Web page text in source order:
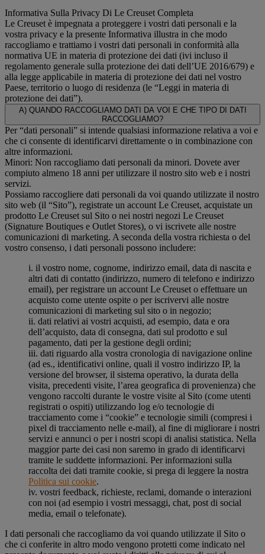
Informativa Sulla Privacy Di Le Creuset Completa
Le Creuset è impegnata a proteggere i vostri dati personali e la
vostra privacy e la presente Informativa illustra in che modo
raccogliamo e trattiamo i vostri dati personali in conformità alla
normativa UE in materia di protezione dei dati (ivi incluso il
regolamento generale sulla protezione dei dati dell’UE 2016/679) e
alla legge applicabile in materia di protezione dei dati nel vostro
Paese, territorio o luogo di residenza (le “Leggi in materia di
protezione dei dati”).
A) QUANDO RACCOGLIAMO DATI DA VOI E CHE TIPO DI DATI
RACCOGLIAMO?
Per “dati personali” si intende qualsiasi informazione relativa a voi e
che ci consente di identificarvi direttamente o in combinazione con
altre informazioni.
Minori: Non raccogliamo dati personali da minori. Dovete aver
compiuto almeno 18 anni per utilizzare il nostro sito web e i nostri
servizi.
Possiamo raccogliere dati personali da voi quando utilizzate il nostro
sito web (il “Sito”), registrate un account Le Creuset, acquistate un
prodotto Le Creuset sul Sito o nei nostri negozi Le Creuset
(Signature Boutiques e Outlet Stores), o vi iscrivete alle nostre
comunicazioni di marketing. A seconda della vostra richiesta o del
vostro consenso, i dati personali possono includere:
i. il vostro nome, cognome, indirizzo email, data di nascita e
altri dati di contatto (indirizzo, numero di telefono e indirizzo
email), per registrare un account Le Creuset o effettuare un
acquisto come utente ospite o per iscrivervi alle nostre
comunicazioni di marketing sul sito o in negozio;
ii. dati relativi ai vostri acquisti, ad esempio, data e ora
dell’acquisto, data di consegna, dati sul prodotto e sul
pagamento, dati per la gestione degli ordini;
iii. dati riguardo alla vostra cronologia di navigazione online
(ad es., identificativi online, quali il vostro indirizzo IP, la
versione del browser, il sistema operativo, la durata della
visita, precedenti visite, l’area geografica di provenienza) che
vengono raccolti durante le vostre visite al Sito (come utenti
registrati o ospiti) utilizzando log e/o tecnologie di
tracciamento come i “cookie” e tecnologie simili (compresi i
pixel di tracciamento nelle e-mail), al fine di migliorare i nostri
servizi e annunci o per i nostri scopi di analisi statistica. Nella
maggior parte dei casi non saremo in grado di identificarvi
tramite le suddette informazioni. Per informazioni sulla
raccolta dei dati tramite cookie, si prega di leggere la nostra
Politica sui cookie.
iv. vostri feedback, richieste, reclami, domande o interazioni
con noi (ad esempio i vostri messaggi, chat, post di social
media, email o telefonate).
I dati personali che raccogliamo da voi quando utilizzate il Sito o
che ci conferite in altro modo vengono protetti come indicato nel